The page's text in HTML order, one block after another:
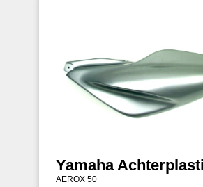
Yamaha
AEROX 50